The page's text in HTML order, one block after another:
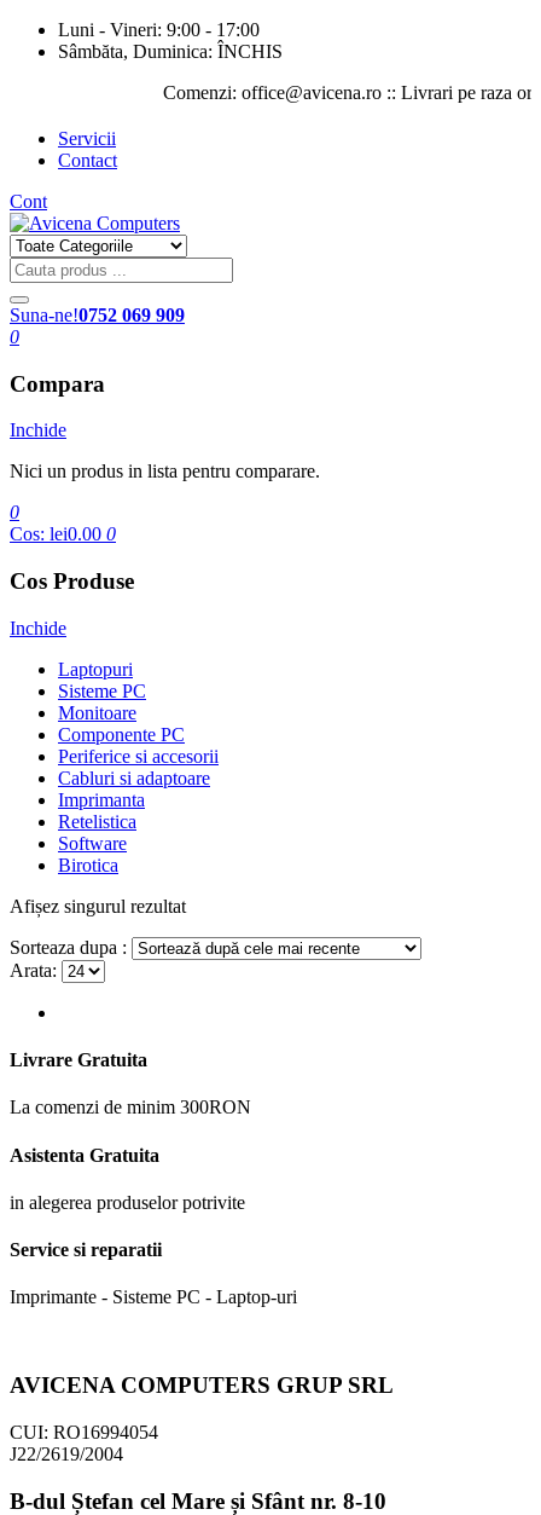
Luni - Vineri: 9:00 - 17:00
Sâmbăta, Duminica: ÎNCHIS
Comenzi: office@avicena.ro :: Livrari pe raza
Servicii
Contact
Cont
Suna-ne!0752 069 909
0
Compara
Inchide
Nici un produs in lista pentru comparare.
0
Cos: lei0.00 0
Cos Produse
Inchide
Laptopuri
Sisteme PC
Monitoare
Componente PC
Periferice si accesorii
Cabluri si adaptoare
Imprimanta
Retelistica
Software
Birotica
Afișez singurul rezultat
Sorteaza dupa :
Arata:
Livrare Gratuita
La comenzi de minim 300RON
Asistenta Gratuita
in alegerea produselor potrivite
Service si reparatii
Imprimante - Sisteme PC - Laptop-uri
AVICENA COMPUTERS GRUP SRL
CUI: RO16994054
J22/2619/2004
B-dul Ștefan cel Mare și Sfânt nr. 8-10